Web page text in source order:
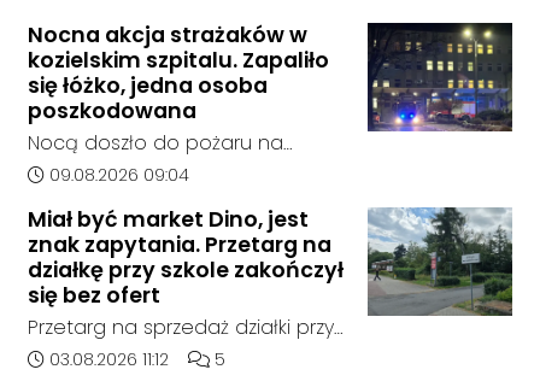
Nocna akcja strażaków w
kozielskim szpitalu. Zapaliło
się łóżko, jedna osoba
poszkodowana
Nocą doszło do pożaru na
jednym z oddziałów szpitala w
łóżko, a ogień szybko został
opanowany przez strażaków.
Jedna osoba została
poszkodowana i otrzymała
pomoc na miejscu.
Data dodania artykułu:
09.08.2026 09:04
Miał być market Dino, jest
znak zapytania. Przetarg na
działkę przy szkole zakończył
się bez ofert
Przetarg na sprzedaż działki przy
Zespole Szkół Technicznych i
Data dodania artykułu:
03.08.2026 11:12 Liczba komentarzy artykułu:
5